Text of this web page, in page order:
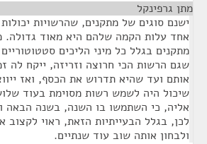
מתן גרפינקל
ישנם סוגים של מתקנים, שהרשויות
אחד עלות הקמה שלהם היא מאוד גדולה.
מתקנים בגלל כל מיני הליכים
שגם הרשות הכי חרוצה וזריזה, ייקח לה
אותם ועד שהיא תדרוש את הכסף, ואז
שיכול היה לשמש רשות מסוימת בעוד
אליה, כי השתמשו בו השנה, בשנה הבאה
לכן, בגלל הבעייתיות הזאת, ראוי
ולבחון אותה שוב עוד שנתיים.